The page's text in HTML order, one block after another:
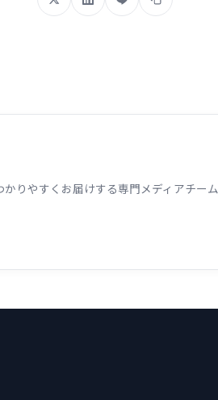
りやすくお届けする専門メディアチー